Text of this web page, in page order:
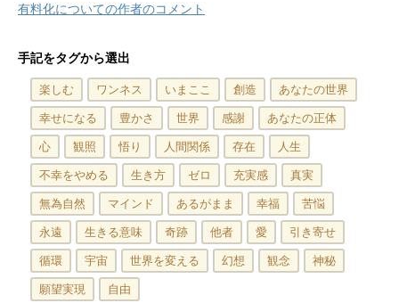
有料化についての作者のコメント
手記をタグから選出
楽しむ ワンネス いまここ 創造
あなたの世界
幸せになる
豊かさ 世界 感謝
あなたの正体
心
観照 悟り 人間関係 存在
人生
不幸をやめる
生き方 ゼロ 充実感
真実
無為自然
マインド あるがまま 幸福
苦悩
永遠
生きる意味 奇跡 他者 愛
引き寄せ
循環
宇宙 世界を変える 幻想 観念
神秘
願望実現
自由